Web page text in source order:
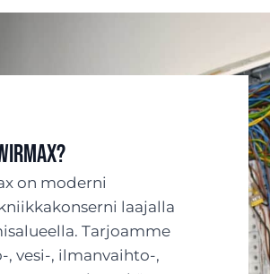
on moderni
laajalla
Tarjoamme
, vesi-, ilmanvaihto-,